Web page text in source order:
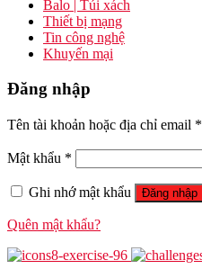
Balo | Túi xách
Thiết bị mạng
Tin công nghệ
Khuyến mại
Đăng nhập
Tên tài khoản hoặc địa chỉ email *
Mật khẩu *
Ghi nhớ mật khẩu Đăng nhập
Quên mật khẩu?